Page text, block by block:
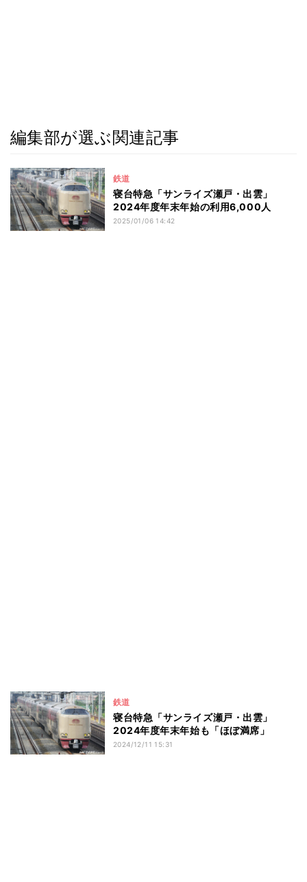
編集部が選ぶ関連記事
鉄道
寝台特急「サンライズ瀬戸・出雲」
2024年度年末年始の利用6,000人
2025/01/06 14:42
鉄道
寝台特急「サンライズ瀬戸・出雲」
2024年度年末年始も「ほぼ満席」
2024/12/11 15:31